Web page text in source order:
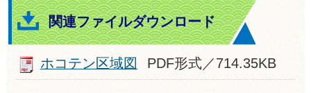
関連ファイルダウンロード
ホコテン区域図 PDF形式／714.35KB